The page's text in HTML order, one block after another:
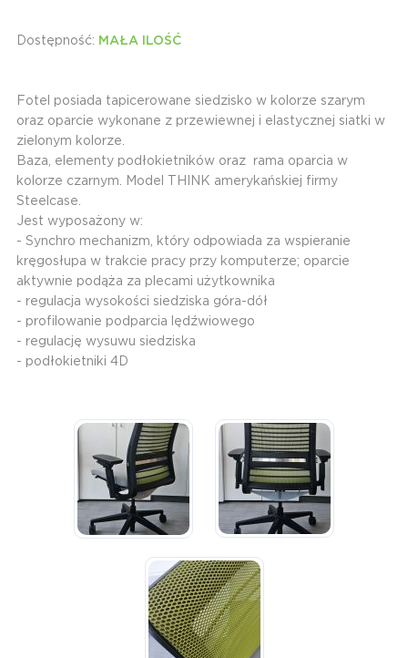
Dostępność: MAŁA ILOŚĆ
Fotel posiada tapicerowane siedzisko w kolorze szarym
oraz oparcie wykonane z przewiewnej i elastycznej siatki w
zielonym kolorze.
Baza, elementy podłokietników oraz rama oparcia w
kolorze czarnym. Model THINK amerykańskiej firmy
Steelcase.
Jest wyposażony w:
- Synchro mechanizm, który odpowiada za wspieranie
kręgosłupa w trakcie pracy przy komputerze; oparcie
aktywnie podąża za plecami użytkownika
- regulacja wysokości siedziska góra-dół
- profilowanie podparcia lędźwiowego
- regulację wysuwu siedziska
- podłokietniki 4D